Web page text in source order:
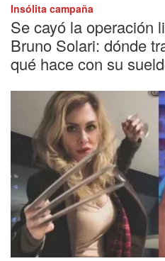
Insólita campaña
Se cayó la operación
Bruno Solari: dónde
qué hace con su